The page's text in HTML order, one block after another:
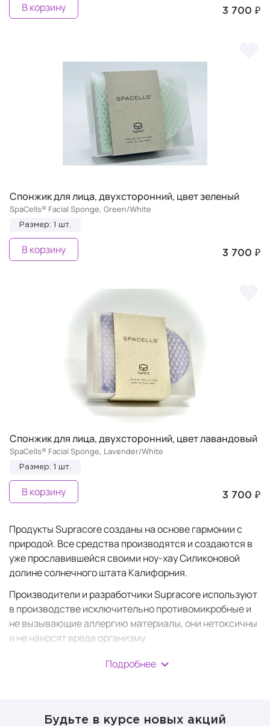
3 700 ₽
В корзину
Спонжик для лица, двухсторонний, цвет зеленый
SpaCells® Facial Sponge, Green/White
Размер: 1 шт.
3 700 ₽
В корзину
Спонжик для лица, двухсторонний, цвет лавандовый
SpaCells® Facial Sponge, Lavender/White
Размер: 1 шт.
3 700 ₽
В корзину
Продукты Supracore созданы на основе гармонии с
природой. Все средства производятся и создаются в
уже прославившейся своими ноу-хау Силиконовой
долине солнечного штата Калифорния.
Производители и разработчики Supracore используют
в производстве исключительно противомикробные и
не вызывающие аллергию материалы, они нетоксичны
и не наносят вреда организму.
Дизайн взят по подобию пчелиных сот, такая
необычная технология позволяет продуктам быть
Подробнее
Будьте в курсе новых акций